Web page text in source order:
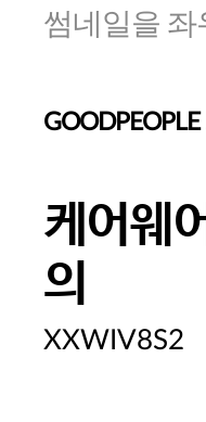
썸네일을 좌
GOODPEOPLE
케어웨
의
XXWIV8S2